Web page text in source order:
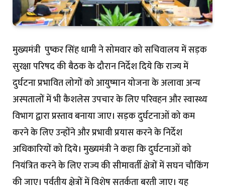
मुख्यमंत्री पुष्कर सिंह धामी ने सोमवार को सचिवालय में सड़क
सुरक्षा परिषद की बैठक के दौरान निर्देश दिये कि राज्य में
दुर्घटना प्रभावित लोगों को आयुष्मान योजना के अलावा अन्य
अस्पतालों में भी कैशलेस उपचार के लिए परिवहन और स्वास्थ्य
विभाग द्वारा प्रस्ताव बनाया जाए। सड़क दुर्घटनाओं को कम
करने के लिए उन्होंने और प्रभावी प्रयास करने के निर्देश
अधिकारियों को दिये। मुख्यमंत्री ने कहा कि दुर्घटनाओं को
नियंत्रित करने के लिए राज्य की सीमावर्ती क्षेत्रों में सघन चौकिंग
की जाए। पर्वतीय क्षेत्रों में विशेष सतर्कता बरती जाए। यह